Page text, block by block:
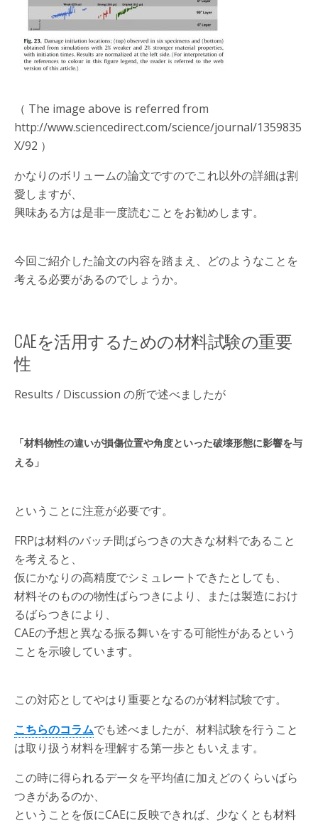
（ The image above is referred from
http://www.sciencedirect.com/science/journal/1359835
X/92 ）
かなりのボリュームの論文ですのでこれ以外の詳細は割
愛しますが、
興味ある方は是非一度読むことをお勧めします。
今回ご紹介した論文の内容を踏まえ、どのようなことを
考える必要があるのでしょうか。
CAEを活用するための材料試験の重要
性
Results / Discussion の所で述べましたが
「材料物性の違いが損傷位置や角度といった破壊形態に影響を与
える」
ということに注意が必要です。
FRPは材料のバッチ間ばらつきの大きな材料であること
を考えると、
仮にかなりの高精度でシミュレートできたとしても、
材料そのものの物性ばらつきにより、または製造におけ
るばらつきにより、
CAEの予想と異なる振る舞いをする可能性があるという
ことを示唆しています。
この対応としてやはり重要となるのが材料試験です。
こちらのコラムでも述べましたが、材料試験を行うこと
は取り扱う材料を理解する第一歩ともいえます。
この時に得られるデータを平均値に加えどのくらいばら
つきがあるのか、
ということを仮にCAEに反映できれば、少なくとも材料